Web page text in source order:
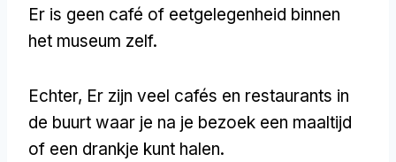
Er is geen café of eetgelegenheid binnen
het museum zelf.
Echter, Er zijn veel cafés en restaurants in
de buurt waar je na je bezoek een maaltijd
of een drankje kunt halen.